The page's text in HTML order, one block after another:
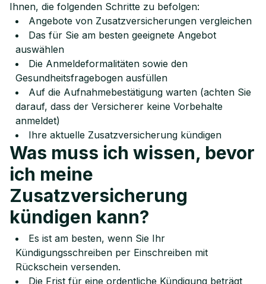
Ihnen, die folgenden Schritte zu befolgen:
Angebote von Zusatzversicherungen vergleichen
Das für Sie am besten geeignete Angebot
auswählen
Die Anmeldeformalitäten sowie den
Gesundheitsfragebogen ausfüllen
Auf die Aufnahmebestätigung warten (achten Sie
darauf, dass der Versicherer keine Vorbehalte
anmeldet)
Ihre aktuelle Zusatzversicherung kündigen
Was muss ich wissen, bevor
ich meine
Zusatzversicherung
kündigen kann?
Es ist am besten, wenn Sie Ihr
Kündigungsschreiben per Einschreiben mit
Rückschein versenden.
Die Frist für eine ordentliche Kündigung beträgt